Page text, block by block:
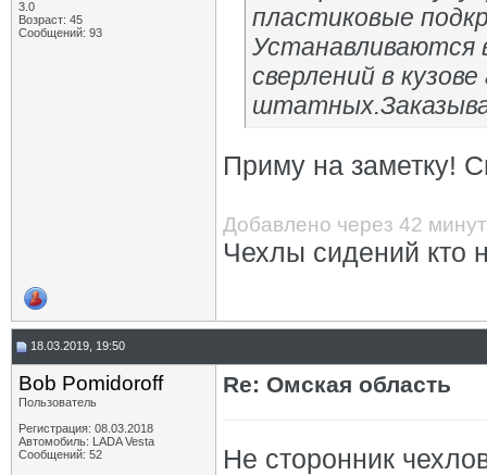
3.0
Возраст: 45
Сообщений: 93
пластиковые
сверлений в
Приму на заметку!
Добавлено через 42
Чехлы сидений кто
18.03.2019, 19:50
Bob Pomidoroff
Пользователь
Регистрация: 08.03.2018
Автомобиль: LADA Vesta
Сообщений: 52
Re: Омская область
Не сторонник